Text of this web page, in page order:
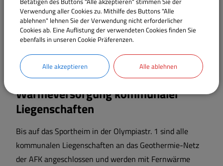
Wärmeversorgung kommunaler
Liegenschaften
Bis auf das Sportheim in der Olympiastr. 1 sind alle
kommunalen Liegenschaften an das Geothermie-Netz
der AFK angeschlossen und werden mit Fernwärme
Verwendung aller Cookies zu. Mithilfe des Buttons "Alle
ablehnen" lehnen Sie der Verwendung nicht erforderlicher
Cookies ab. Eine Auflistung der verwendeten Cookies finden Sie
ebenfalls in unseren Cookie Präferenzen.
Alle akzeptieren Alle ablehnen